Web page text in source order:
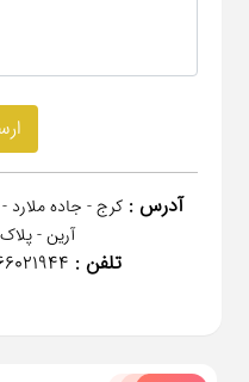
آدرس : کرج - جاده ملارد
آرین - پلاک 10 - طبقه همکف
تلفن : - 02632302759